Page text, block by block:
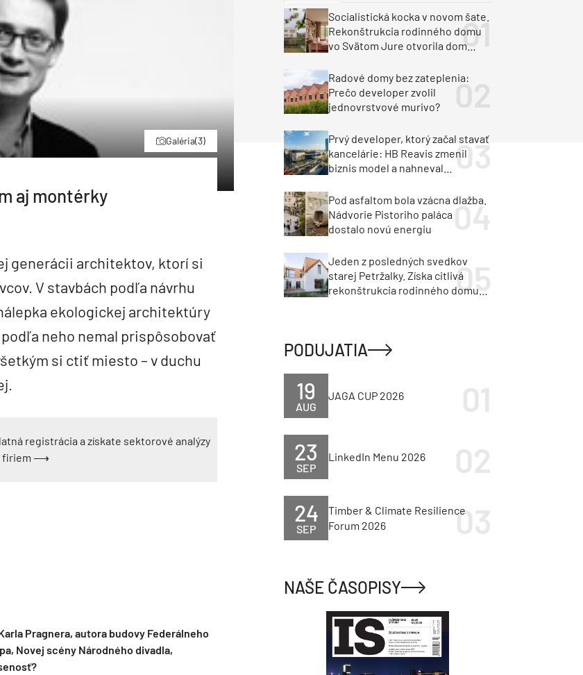
dizajn
siete
Klimatizácia a vetranie
technika
Klubu ASB Manažérsky kurz Milan Murcka
Galéria(3)
aj montérky
generácii architektov, ktorí si
V stavbách podľa návrhu
ekologickej architektúry
neho nemal prispôsobovať
si ctiť miesto – v duchu
registrácia a získate sektorové analýzy
firiem ⟶
Pragnera, autora budovy Federálneho
Novej scény Národného divadla,
Socialistická kocka v novom šate.
Rekonštrukcia rodinného domu
vo Svätom Jure otvorila dom
Radové domy bez zateplenia:
Prečo developer zvolil
jednovrstvové murivo?
Prvý developer, ktorý začal stavať
kancelárie: HB Reavis zmenil
biznis model a nahneval
Pod asfaltom bola vzácna dlažba.
Nádvorie Pistoriho paláca
dostalo novú energiu
Jeden z posledných svedkov
starej Petržalky. Získa citlivá
rekonštrukcia rodinného domu
PODUJATIA
AUG
19 JAGA CUP 2026
SEP
23 LinkedIn Menu 2026
SEP
24
Timber & Climate Resilience
Forum 2026
NAŠE ČASOPISY